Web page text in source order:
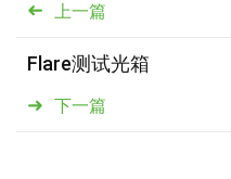
上一篇
下一篇
Flare测试光箱